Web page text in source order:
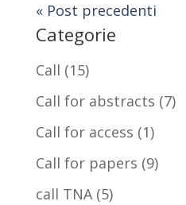
« Post precedenti
Categorie
Call (15)
Call for abstracts (7)
Call for access (1)
Call for papers (9)
call TNA(5)